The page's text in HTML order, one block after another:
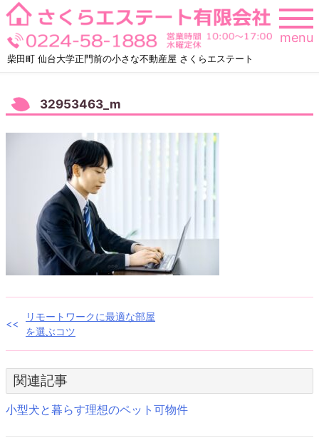
Skip
to
content
柴田町 仙台大学正門前の小さな不動産屋 さくらエステート
menu
32953463_m
投
稿
ナ
ビ
リモートワークに最適な部屋
を選ぶコツ
関連記事
小型犬と暮らす理想のペット可物件